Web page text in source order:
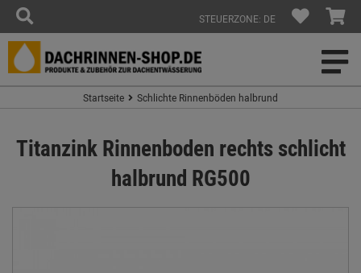
STEUERZONE: DE
Startseite Schlichte Rinnenböden halbrund
Titanzink Rinnenboden rechts schlicht
halbrund RG500